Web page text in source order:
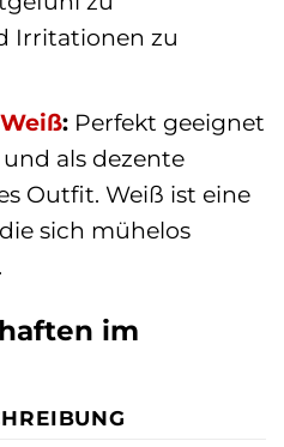
Irritationen zu
Weiß:Perfekt geeignet
als dezente
Outfit. Weiß ist eine
sich mühelos
im